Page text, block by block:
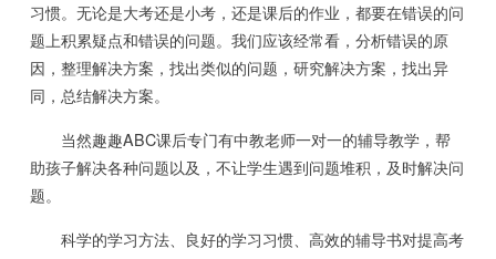
习惯。无论是大考还是小考，还是课后的作业，都要在错误的问
题上积累疑点和错误的问题。我们应该经常看，分析错误的原
因，整理解决方案，找出类似的问题，研究解决方案，找出异
同，总结解决方案。
当然趣趣ABC课后专门有中教老师一对一的辅导教学，帮
助孩子解决各种问题以及，不让学生遇到问题堆积，及时解决问
题。
科学的学习方法、良好的学习习惯、高效的辅导书对提高考